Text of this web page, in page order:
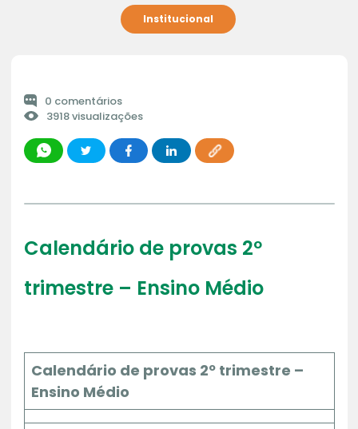
Institucional
0 comentários
3918 visualizações
Calendário de provas 2º
trimestre – Ensino Médio
Calendário de provas 2º trimestre –
Ensino Médio